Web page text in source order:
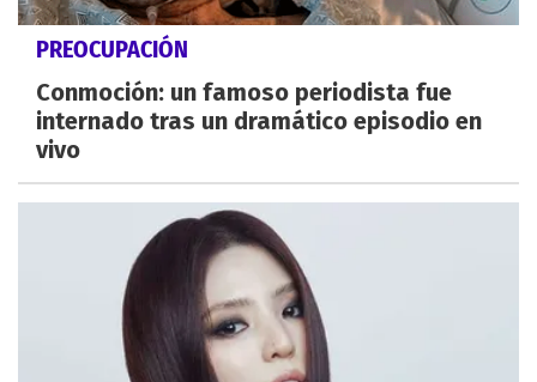
PREOCUPACIÓN
Conmoción: un famoso periodista fue
internado tras un dramático episodio en
vivo